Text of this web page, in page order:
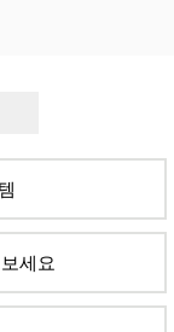
세요